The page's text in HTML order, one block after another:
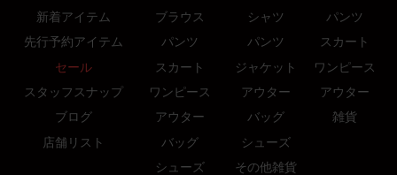
新着アイテム
先行予約アイテム
セール
スタッフスナップ
ブログ
店舗リスト
ブラウス
パンツ
スカート
ワンピース
アウター
バッグ
シューズ
シャツ
パンツ
ジャケット
アウター
バッグ
シューズ
その他雑貨
パンツ
スカート
ワンピース
アウター
雑貨